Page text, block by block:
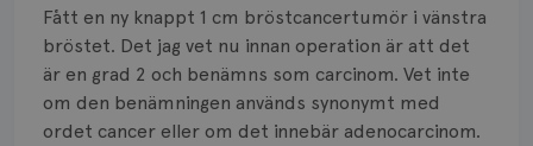
Fått en ny knappt 1 cm bröstcancertumör i vänstra
bröstet. Det jag vet nu innan operation är att det
är en grad 2 och benämns som carcinom. Vet inte
om den benämningen används synonymt med
ordet cancer eller om det innebär adenocarcinom.
Biverkningar
Bröstvårta
Knöl